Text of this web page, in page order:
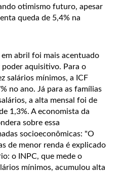
otimismo futuro, apesar
queda de 5,4% na
abril foi mais acentuado
aquisitivo. Para o
salários mínimos, a ICF
no ano. Já para as famílias
a alta mensal foi de
1,3%. A economista da
sobre essa
socioeconômicas: "O
de menor renda é explicado
o INPC, que mede o
mínimos, acumulou alta